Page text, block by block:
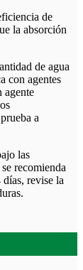
de
la absorción
de agua
con agentes
agente
a
las
recomienda
revise la